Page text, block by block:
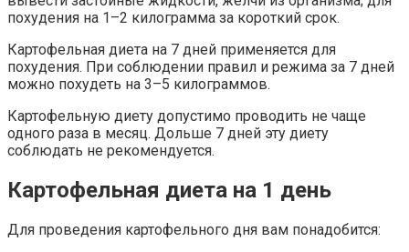
похудения на 1–2 килограмма за короткий срок.
Картофельная диета на 7 дней применяется для
похудения. При соблюдении правил и режима за 7 дней
можно похудеть на 3–5 килограммов.
Картофельную диету допустимо проводить не чаще
одного раза в месяц. Дольше 7 дней эту диету
соблюдать не рекомендуется.
Картофельная диета на 1 день
Для проведения картофельного дня вам понадобится: